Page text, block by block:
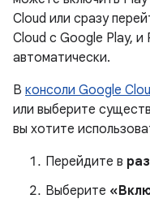
Cloud или сразу
Cloud с Google Play,
автоматически.
В консоли Google
или выберите
вы хотите
Перейдите в
Выберите